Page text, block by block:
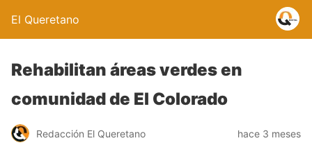
El Queretano
Rehabilitan áreas verdes en
comunidad de El Colorado
Redacción El Queretano hace 3 meses